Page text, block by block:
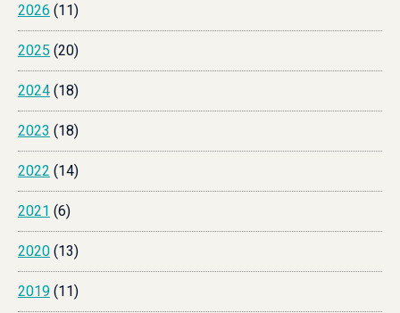
2026 (11)
2025 (20)
2024 (18)
2023 (18)
2022 (14)
2021 (6)
2020 (13)
2019 (11)